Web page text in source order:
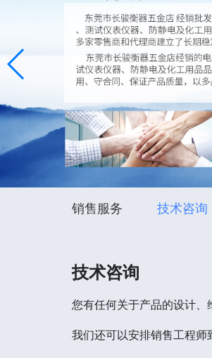
销售服务 技术咨询
技术咨询
您有任何关于产品的设计、
我们还可以安排销售工程师